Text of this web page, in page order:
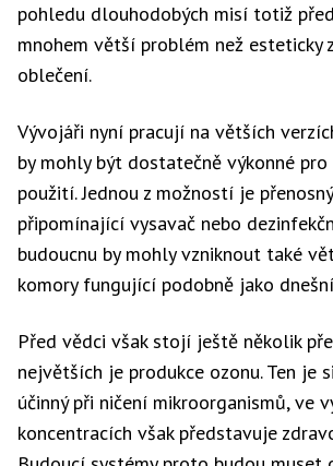
pohledu dlouhodobých misí totiž
mnohem větší problém než esteticky
oblečení.
Vývojáři nyní pracují na větších
by mohly být dostatečně výkonné
použití. Jednou z možností je
připomínající vysavač nebo
budoucnu by mohly vzniknout také
komory fungující podobně jako
Před vědci však stojí ještě několik
největších je produkce ozonu. Ten je
účinný při ničení mikroorganismů, ve
koncentracích však představuje